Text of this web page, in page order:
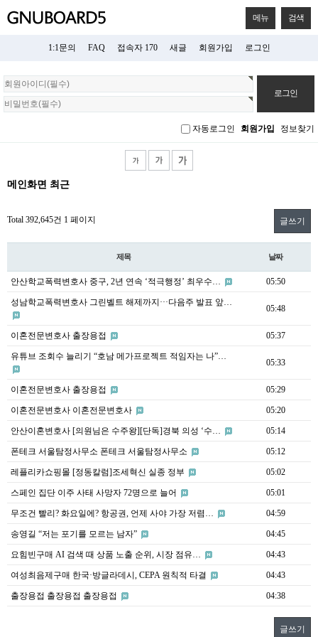
메뉴 검색
1:1문의 FAQ 접속자 170 새글 회원가입 로그인
회
원
로
자동로그인 회원가입 정보찾기
메인화면 최근
Total 392,645건 1 페이지 글쓰기
제목 날짜
안산학교폭력변호사 중구, 2년 연속 ‘적극행정’ 최우수… 05:50
성남학교폭력변호사 그린벨트 해제까지···다음주 발표 앞…
05:48
이혼전문변호사 출장용접 05:37
유튜브 조회수 늘리기 “호남 메가프로젝트 적임자는 나”…
05:33
이혼전문변호사 출장용접 05:29
이혼전문변호사 이혼전문변호사 05:20
안산이혼변호사 [의원님은 수주왕][단독]경북 의성 ‘수… 05:14
폰테크 서울탐정사무소 폰테크 서울탐정사무소 05:12
레플리카쇼핑몰 [정동칼럼]조세혁신 실종 정부 05:02
스페인 집단 이주 사태 사망자 72명으로 늘어 05:01
무조건 빨리? 화요일에? 항공권, 언제 사야 가장 저렴… 04:59
송영길 “저는 포기를 모르는 남자” 04:45
요힘빈구매 AI 검색 때 상품 노출 순위, 시장 점유… 04:43
여성최음제구매 한국·방글라데시, CEPA 원칙적 타결 04:43
출장용접 출장용접 출장용접 04:38
글쓰기